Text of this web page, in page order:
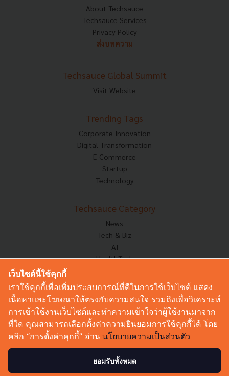
About Techsauce
Techsauce Services
Privacy Policy
ส่งบทความ
Techsauce Global Summit
Visit Website
Trending Tags
Corporate Innovation
Digital Transformation
E-Commerce
Startup
Technology
Techsauce Category
News
Tech & Biz
AI
HealthTech
Corp Innov
Saucy Thoughts
Based On
Sustainable
Videos
Podcast
เว็บไซต์นี้ใช้คุกกี้
เราใช้คุกกี้เพื่อเพิ่มประสบการณ์ที่ดีในการใช้เว็บไซต์ แสดง
เนื้อหาและโฆษณาให้ตรงกับความสนใจ รวมถึงเพื่อวิเคราะห์
การเข้าใช้งานเว็บไซต์และทำความเข้าใจว่าผู้ใช้งานมาจาก
ที่ใด คุณสามารถเลือกตั้งค่าความยินยอมการใช้คุกกี้ได้ โดย
คลิก “การตั้งค่าคุกกี้” อ่าน นโยบายความเป็นส่วนตัว
ยอมรับทั้งหมด